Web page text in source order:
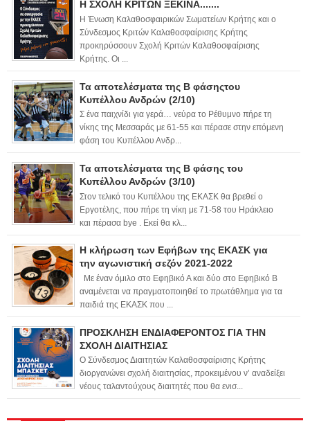
Η ΣΧΟΛΗ ΚΡΙΤΩΝ ΞΕΚΙΝΑ.......
Η Ένωση Καλαθοσφαιρικών Σωματείων Κρήτης και ο
Σύνδεσμος Κριτών Καλαθοσφαίρισης Κρήτης
προκηρύσσουν Σχολή Κριτών Καλαθοσφαίρισης
Κρήτης. Οι ...
Τα αποτελέσματα της Β φάσηςτου
Κυπέλλου Ανδρών (2/10)
Σ ένα παιχνίδι για γερά… νεύρα το Ρέθυμνο πήρε τη
νίκης της Μεσσαράς με 61-55 και πέρασε στην επόμενη
φάση του Κυπέλλου Ανδρ...
Τα αποτελέσματα της Β φάσης του
Κυπέλλου Ανδρών (3/10)
Στον τελικό του Κυπέλλου της ΕΚΑΣΚ θα βρεθεί ο
Εργοτέλης, που πήρε τη νίκη με 71-58 του Ηράκλειο
και πέρασα bye . Εκεί θα κλ...
Η κλήρωση των Εφήβων της ΕΚΑΣΚ για
την αγωνιστική σεζόν 2021-2022
Με έναν όμιλο στο Εφηβικό Α και δύο στο Εφηβικό Β
αναμένεται να πραγματοποιηθεί το πρωτάθλημα για τα
παιδιά της ΕΚΑΣΚ που ...
ΠΡΟΣΚΛΗΣΗ ΕΝΔΙΑΦΕΡΟΝΤΟΣ ΓΙΑ ΤΗΝ
ΣΧΟΛΗ ΔΙΑΙΤΗΣΙΑΣ
Ο Σύνδεσμος Διαιτητών Καλαθοσφαίρισης Κρήτης
διοργανώνει σχολή διαιτησίας, προκειμένου ν’ αναδείξει
νέους ταλαντούχους διαιτητές που θα ενισ...